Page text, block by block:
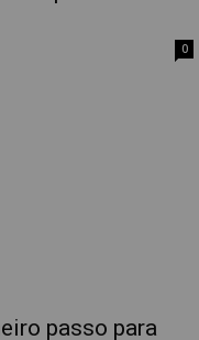
0
passo para